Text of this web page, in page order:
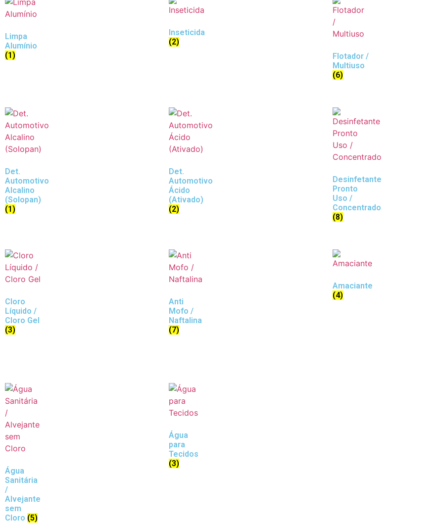
Limpa
Alumínio
(1)
Inseticida
(2)
Flotador /
Multiuso
(6)
Det.
Automotivo
Alcalino
(Solopan)
(1)
Det.
Automotivo
Ácido
(Ativado)
(2)
Desinfetante
Pronto
Uso /
Concentrado
(8)
Cloro
Líquido /
Cloro Gel
(3)
Anti
Mofo /
Naftalina
(7)
Amaciante
(4)
Água
Sanitária
/
Alvejante
sem
Cloro (5)
Água
para
Tecidos
(3)